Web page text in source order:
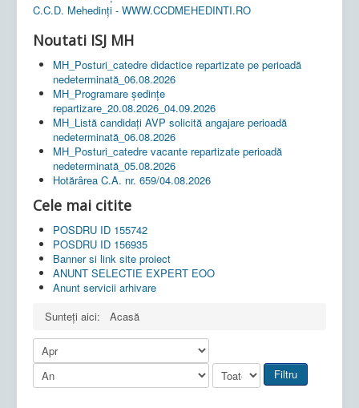
C.C.D. Mehedinţi - WWW.CCDMEHEDINTI.RO
Noutati ISJ MH
MH_Posturi_catedre didactice repartizate pe perioadă
nedeterminată_06.08.2026
MH_Programare ședințe
repartizare_20.08.2026_04.09.2026
MH_Listă candidați AVP solicită angajare perioadă
nedeterminată_06.08.2026
MH_Posturi_catedre vacante repartizate perioadă
nedeterminată_05.08.2026
Hotărârea C.A. nr. 659/04.08.2026
Cele mai citite
POSDRU ID 155742
POSDRU ID 156935
Banner si link site proiect
ANUNT SELECTIE EXPERT EOO
Anunt servicii arhivare
Sunteți aici:
Acasă
Filtru